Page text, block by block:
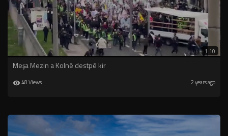
1:10
Meşa Mezin a Kolnê destpê kir
48 Views 2 years ago